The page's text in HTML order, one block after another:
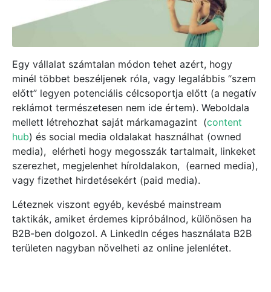
Egy vállalat számtalan módon tehet azért, hogy
minél többet beszéljenek róla, vagy legalábbis “szem
előtt” legyen potenciális célcsoportja előtt (a negatív
reklámot természetesen nem ide értem). Weboldala
mellett létrehozhat saját márkamagazint (content
hub) és social media oldalakat használhat (owned
media), elérheti hogy megosszák tartalmait, linkeket
szerezhet, megjelenhet híroldalakon, (earned media),
vagy fizethet hirdetésekért (paid media).
Léteznek viszont egyéb, kevésbé mainstream
taktikák, amiket érdemes kipróbálnod, különösen ha
B2B-ben dolgozol. A LinkedIn céges használata B2B
területen nagyban növelheti az online jelenlétet.